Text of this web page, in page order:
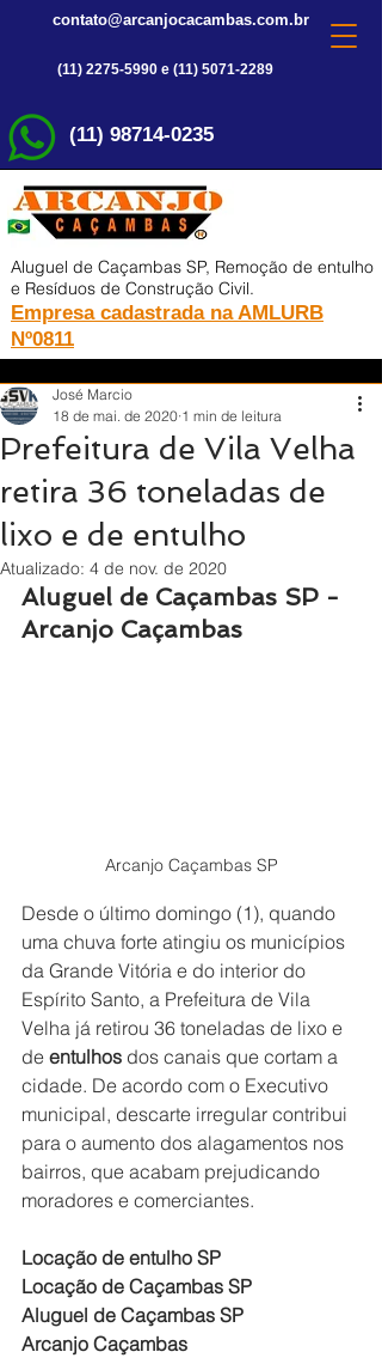
contato@arcanjocacambas.com.br
(11) 2275-5990 e (11) 5071-2289
(11) 98714-0235
Aluguel de Caçambas SP, Remoção de entulho
e Resíduos de Construção Civil.
Empresa cadastrada na AMLURB
Nº0811
Prefeitura de Vila Velha
retira 36 toneladas de
lixo e de entulho
José Marcio
18 de mai. de 2020 1 min de leitura
Atualizado: 4 de nov. de 2020
Aluguel de Caçambas SP -
Arcanjo Caçambas
Arcanjo Caçambas SP
Desde o último domingo (1), quando
uma chuva forte atingiu os municípios
da Grande Vitória e do interior do
Espírito Santo, a Prefeitura de Vila
Velha já retirou 36 toneladas de lixo e
de entulhos dos canais que cortam a
cidade. De acordo com o Executivo
municipal, descarte irregular contribui
para o aumento dos alagamentos nos
bairros, que acabam prejudicando
moradores e comerciantes.
Locação de entulho SP
Locação de Caçambas SP
Aluguel de Caçambas SP
Arcanjo Caçambas